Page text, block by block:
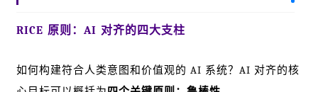
RICE 原则：AI 对齐的四大支柱
如何构建符合人类意图和价值观的 AI 系统？AI 对齐的核